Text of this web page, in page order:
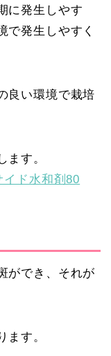
に発生しやす
で発生しやすく
良い環境で栽培
ます。
ド水和剤80
ができ、それが
ます。